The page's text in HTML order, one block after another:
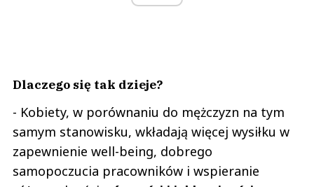
Dlaczego się tak dzieje?
- Kobiety, w porównaniu do mężczyzn na tym
samym stanowisku, wkładają więcej wysiłku w
zapewnienie well-being, dobrego
samopoczucia pracowników i wspieranie